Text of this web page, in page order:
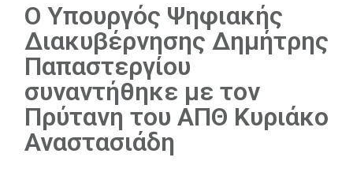
Ο Υπουργός Ψηφιακής
Διακυβέρνησης Δημήτρης
Παπαστεργίου
συναντήθηκε με τον
Πρύτανη του ΑΠΘ Κυριάκο
Αναστασιάδη